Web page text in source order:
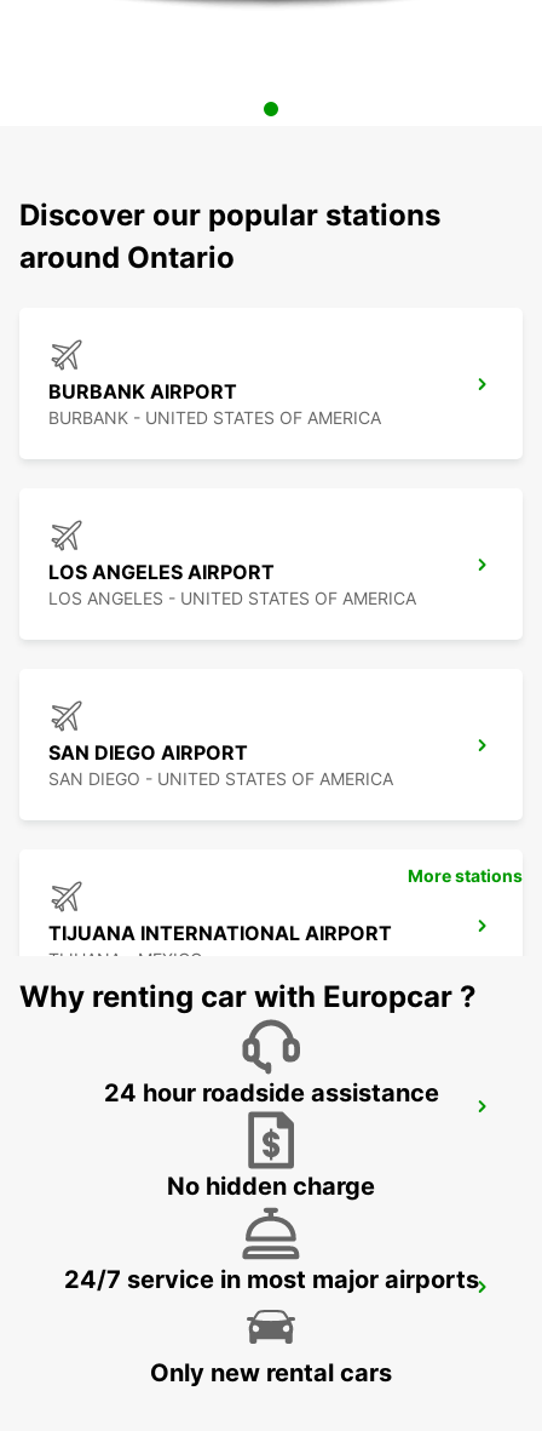
Discover our popular stations
around Ontario
BURBANK AIRPORT
BURBANK - UNITED STATES OF AMERICA
LOS ANGELES AIRPORT
LOS ANGELES - UNITED STATES OF AMERICA
SAN DIEGO AIRPORT
SAN DIEGO - UNITED STATES OF AMERICA
TIJUANA INTERNATIONAL AIRPORT
TIJUANA - MEXICO
MEXICALI DOWNTOWN
MEXICALI AIRPORT
More stations
Why renting car with Europcar ?
24 hour roadside assistance
No hidden charge
24/7 service in most major airports
Only new rental cars